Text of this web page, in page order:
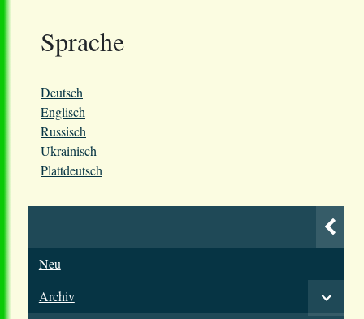
Sprache
Deutsch
Englisch
Russisch
Ukrainisch
Plattdeutsch
Neu
Archiv